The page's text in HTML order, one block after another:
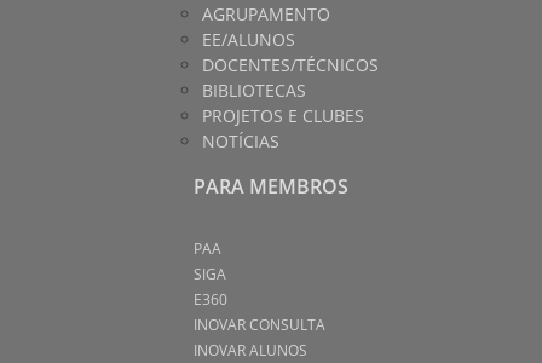
AGRUPAMENTO
EE/ALUNOS
DOCENTES/TÉCNICOS
BIBLIOTECAS
PROJETOS E CLUBES
NOTÍCIAS
PARA MEMBROS
PAA
SIGA
E360
INOVAR CONSULTA
INOVAR ALUNOS